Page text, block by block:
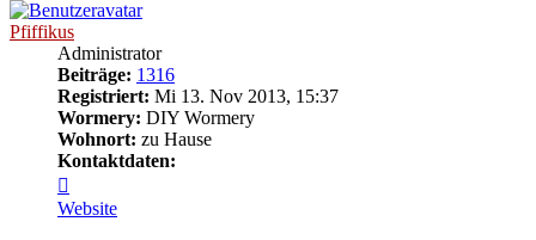
Pfiffikus
Administrator
Beiträge: 1316
Registriert: Mi 13. Nov 2013, 15:37
Wormery: DIY Wormery
Wohnort: zu Hause
Kontaktdaten:
von
Pfiffikus
Website